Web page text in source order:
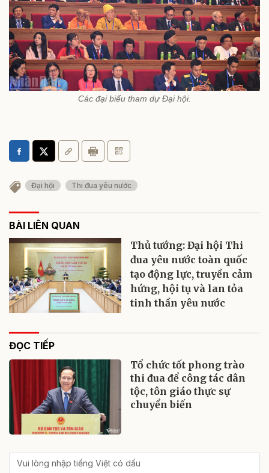
Các đại biểu tham dự Đại hội.
Đại hội Thi đua yêu nước
BÀI LIÊN QUAN
Thủ tướng: Đại hội Thi
đua yêu nước toàn quốc
tạo động lực, truyền cảm
hứng, hội tụ và lan tỏa
tinh thần yêu nước
ĐỌC TIẾP
Tổ chức tốt phong trào
thi đua để công tác dân
tộc, tôn giáo thực sự
chuyển biến